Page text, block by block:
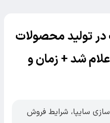
تولید محصولات
شد + زمان و
سایپا، شرایط فروش